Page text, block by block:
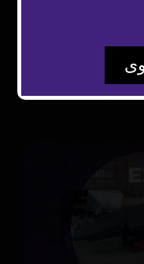
تعرف على التفاصيل من